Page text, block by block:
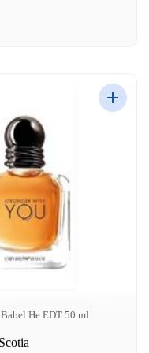
He EDT 50 ml